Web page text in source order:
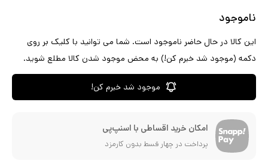
ناموجود
این کالا در حال حاضر ناموجود است. شما می توانید با کلیک بر روی
دکمه (موجود شد خبرم کن!) به محض موجود شدن کالا مطلع شوید.
موجود شد خبرم کن!
امکان خرید اقساطی با اسنپ‌پی
پرداخت در چهار قسط بدون کارمزد